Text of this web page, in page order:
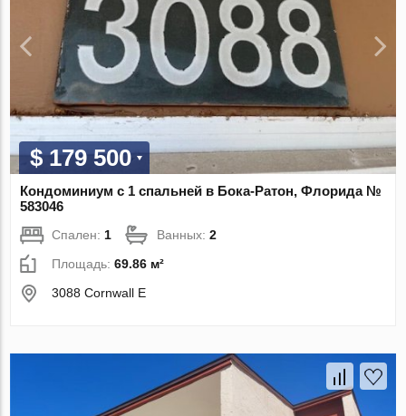
$ 179 500
Кондоминиум с 1 спальней в Бока-Ратон, Флорида №
583046
Спален: 1 Ванных:2
Площадь:69.86 м²
3088 Cornwall E